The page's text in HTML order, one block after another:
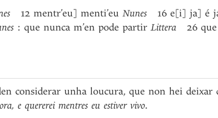
12 mentr’eu] menti’eu Nunes 16 e[i] ja] é
: que nunca m’en pode partirLittera 26 que
considerar unha loucura, que non hei
e quererei mentres eu estiver vivo.